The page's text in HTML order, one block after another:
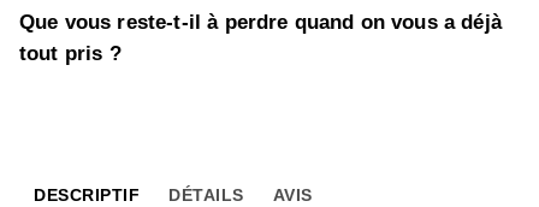
Que vous reste-t-il à perdre quand on vous a déjà
tout pris ?
DESCRIPTIF DÉTAILS AVIS